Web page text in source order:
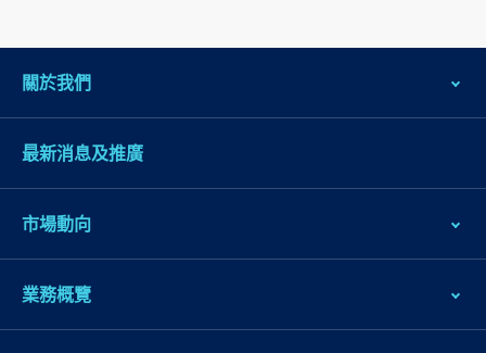
關於我們
最新消息及推廣
市場動向
業務概覽